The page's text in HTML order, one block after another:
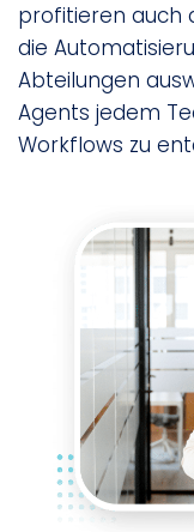
profitieren auch
die
Abteilungen
Agents jedem
Workflows zu